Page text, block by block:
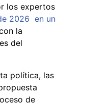
los expertos
2026 en un
la
del
política, las
de